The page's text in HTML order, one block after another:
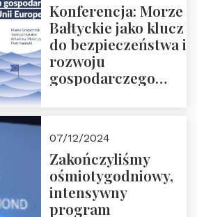
Konferencja: Morze
Bałtyckie jako klucz
do bezpieczeństwa i
rozwoju
gospodarczego
ZAPRASZAMY
07/12/2024
Zakończyliśmy
ośmiotygodniowy,
intensywny
program